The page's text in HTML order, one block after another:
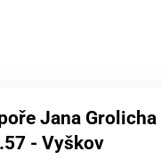
Jana
- Vyškov